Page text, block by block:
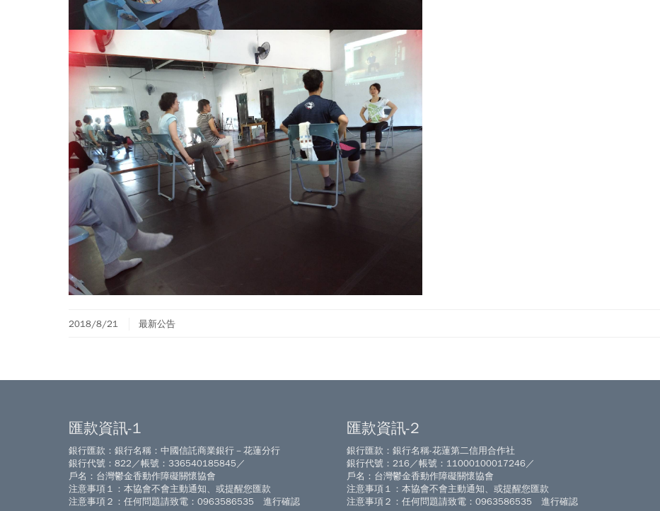
2018/8/21 最新公告
匯款資訊-1
銀行匯款：銀行名稱：中國信託商業銀行－花蓮分行
銀行代號：822／帳號：336540185845／
戶名：台灣鬱金香動作障礙關懷協會
注意事項１：本協會不會主動通知、或提醒您匯款
注意事項２：任何問題請致電：0963586535 進行確認
匯款資訊-2
銀行匯款：銀行名稱-花蓮第二信用合作社
銀行代號：216／帳號：11000100017246／
戶名：台灣鬱金香動作障礙關懷協會
注意事項１：本協會不會主動通知、或提醒您匯款
注意事項２：任何問題請致電：0963586535 進行確認